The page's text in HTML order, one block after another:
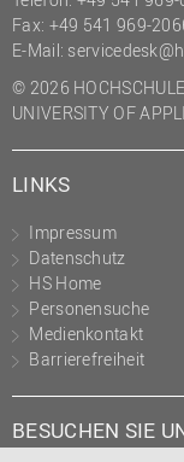
Fax: +49 541 969-
E-Mail:
© 2026
UNIVERSITY OF
LINKS
Impressum
Datenschutz
HS Home
Personensuche
Medienkontakt
Barrierefreiheit
BESUCHEN SIE